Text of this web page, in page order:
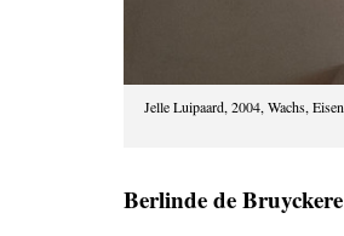
Jelle Luipaard, 2004, Wachs,
Berlinde de Bruyckere